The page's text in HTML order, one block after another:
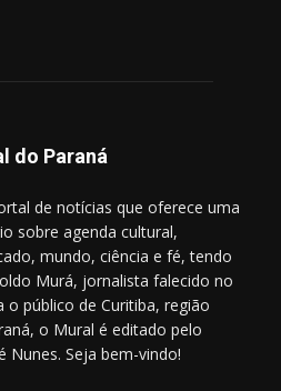
do Paraná
de notícias que oferece uma
sobre agenda cultural,
mundo, ciência e fé, tendo
Murá, jornalista falecido no
o público de Curitiba, região
o Mural é editado pelo
Nunes. Seja bem-vindo!